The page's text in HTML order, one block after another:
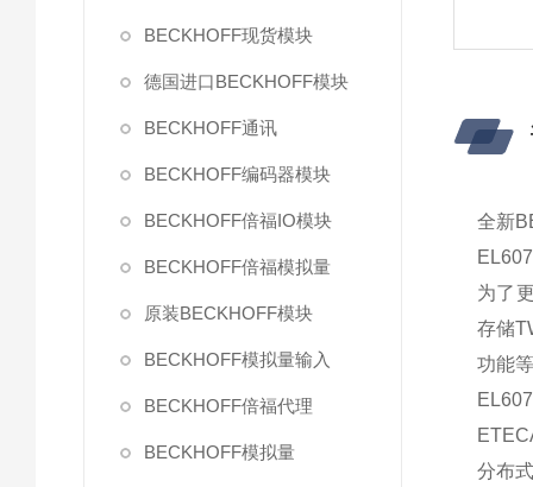
BECKHOFF现货模块
德国进口BECKHOFF模块
BECKHOFF通讯
BECKHOFF编码器模块
BECKHOFF倍福IO模块
BECKHOFF倍福模拟量
原装BECKHOFF模块
BECKHOFF模拟量输入
BECKHOFF倍福代理
BECKHOFF模拟量
全新
为了
存储
功能
分布